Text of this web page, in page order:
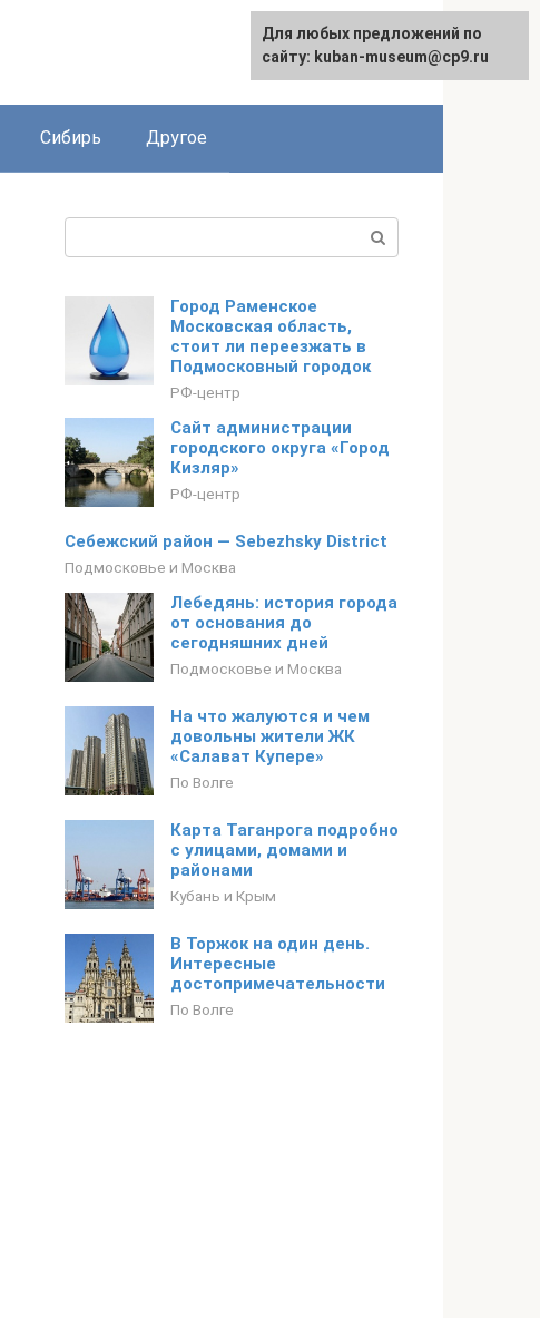
Сибирь Другое
Город Раменское
Московская область,
стоит ли переезжать в
Подмосковный городок
РФ-центр
Сайт администрации
городского округа «Город
Кизляр»
РФ-центр
Себежский район — Sebezhsky District
Подмосковье и Москва
Лебедянь: история города
от основания до
сегодняшних дней
Подмосковье и Москва
На что жалуются и чем
довольны жители ЖК
«Салават Купере»
По Волге
Карта Таганрога подробно
с улицами, домами и
районами
Кубань и Крым
В Торжок на один день.
Интересные
достопримечательности
По Волге
Для любых предложений по
сайту: kuban-museum@cp9.ru